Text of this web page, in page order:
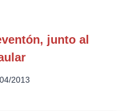
junto al
2013